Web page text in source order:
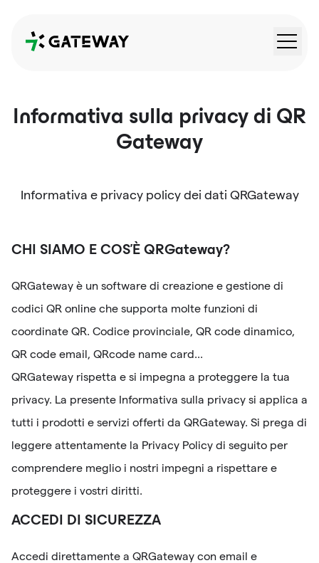
QRGateway
Informativa sulla privacy di QR
Gateway
Informativa e privacy policy dei dati QRGateway
CHI SIAMO E COS'È QRGateway?
QRGateway è un software di creazione e gestione di
codici QR online che supporta molte funzioni di
coordinate QR. Codice provinciale, QR code dinamico,
QR code email, QRcode name card...
QRGateway rispetta e si impegna a proteggere la tua
privacy. La presente Informativa sulla privacy si applica a
tutti i prodotti e servizi offerti da QRGateway. Si prega di
leggere attentamente la Privacy Policy di seguito per
comprendere meglio i nostri impegni a rispettare e
proteggere i vostri diritti.
ACCEDI DI SICUREZZA
Accedi direttamente a QRGateway con email e